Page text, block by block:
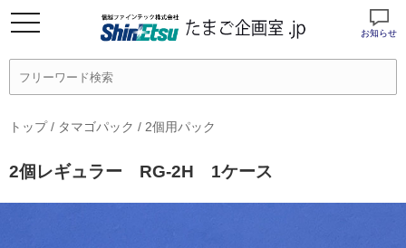
お知らせ
トップ/ タマゴパック / 2個用パック
2個レギュラー RG-2H 1ケース